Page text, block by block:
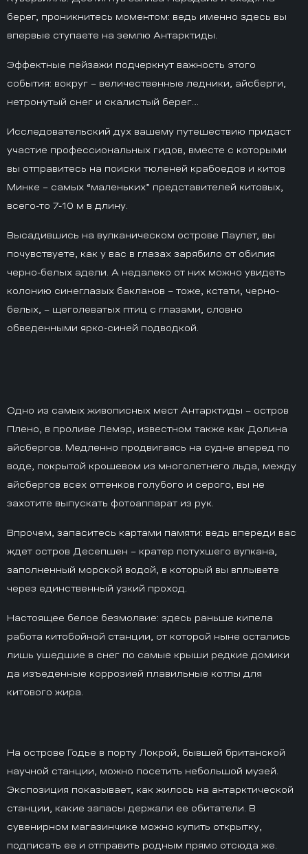
берег, проникнитесь моментом: ведь именно здесь вы
впервые ступаете на землю Антарктиды.
Эффектные пейзажи подчеркнут важность этого
события: вокруг – величественные ледники, айсберги,
нетронутый снег и скалистый берег…
Исследовательский дух вашему путешествию придаст
участие профессиональных гидов, вместе с которыми
вы отправитесь на поиски тюленей крабоедов и китов
Минке – самых “маленьких” представителей китовых,
всего-то 7-10 м в длину.
Высадившись на вулканическом острове Паулет, вы
почувствуете, как у вас в глазах зарябило от обилия
черно-белых адели. А недалеко от них можно увидеть
колонию синеглазых бакланов – тоже, кстати, черно-
белых, – щеголеватых птиц с глазами, словно
обведенными ярко-синей подводкой.
Одно из самых живописных мест Антарктиды – остров
Плено, в проливе Лемэр, известном также как Долина
айсбергов. Медленно продвигаясь на судне вперед по
воде, покрытой крошевом из многолетнего льда, между
айсбергов всех оттенков голубого и серого, вы не
захотите выпускать фотоаппарат из рук.
Впрочем, запаситесь картами памяти: ведь впереди вас
ждет остров Десепшен – кратер потухшего вулкана,
заполненный морской водой, в который вы вплывете
через единственный узкий проход.
Настоящее белое безмолвие: здесь раньше кипела
работа китобойной станции, от которой ныне остались
лишь ушедшие в снег по самые крыши редкие домики
да изъеденные коррозией плавильные котлы для
китового жира.
На острове Годье в порту Локрой, бывшей британской
научной станции, можно посетить небольшой музей.
Экспозиция показывает, как жилось на антарктической
станции, какие запасы держали ее обитатели. В
сувенирном магазинчике можно купить открытку,
подписать ее и отправить родным прямо отсюда же.